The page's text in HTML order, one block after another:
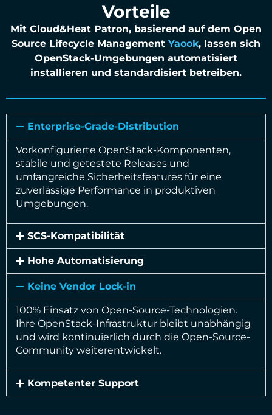
Vorteile
Mit Cloud&Heat Patron, basierend auf dem Open
Source Lifecycle Management Yaook, lassen sich
OpenStack-Umgebungen automatisiert
installieren und standardisiert betreiben.
Enterprise-Grade-Distribution
Vorkonfigurierte OpenStack-Komponenten,
stabile und getestete Releases und
umfangreiche Sicherheitsfeatures für eine
zuverlässige Performance in produktiven
Umgebungen.
SCS-Kompatibilität
Hohe Automatisierung
Keine Vendor Lock-in
100% Einsatz von Open-Source-Technologien.
Ihre OpenStack-Infrastruktur bleibt unabhängig
und wird kontinuierlich durch die Open-Source-
Community weiterentwickelt.
Kompetenter Support